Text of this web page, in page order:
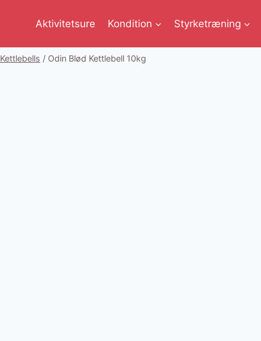
Aktivitetsure Kondition Styrketræning
Kettlebells / Odin Blød Kettlebell 10kg